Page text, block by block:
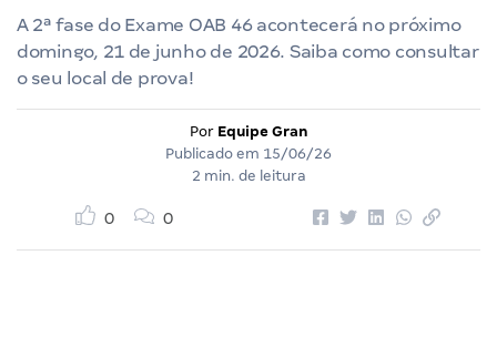
A 2ª fase do Exame OAB 46 acontecerá no próximo
domingo, 21 de junho de 2026. Saiba como consultar
o seu local de prova!
Por Equipe Gran
Publicado em 15/06/26
2 min. de leitura
0 0